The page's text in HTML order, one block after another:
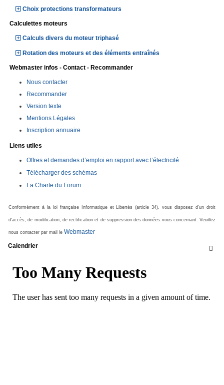
Choix protections transformateurs
Calculettes moteurs
Calculs divers du moteur triphasé
Rotation des moteurs et des éléments entraînés
Webmaster infos - Contact - Recommander
Nous contacter
Recommander
Version texte
Mentions Légales
Inscription annuaire
Liens utiles
Offres et demandes d’emploi en rapport avec l’électricité
Télécharger des schémas
La Charte du Forum
Conformément à la loi française Informatique et Libertés (article 34), vous disposez d'un droit
d'accès, de modification, de rectification et de suppression des données vous concernant. Veuillez
nous contacter par mail le Webmaster

Calendrier